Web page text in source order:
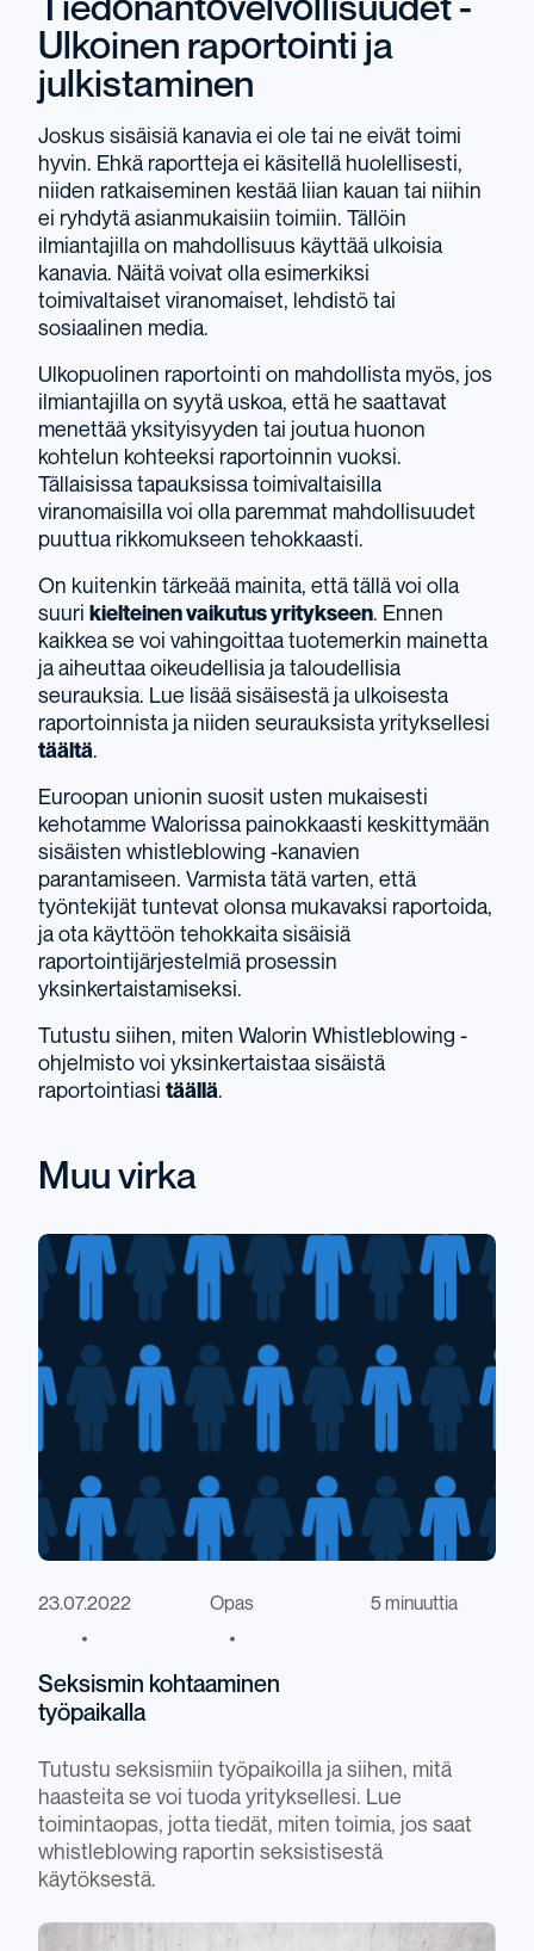
Tiedonantovelvollisuudet -
Ulkoinen raportointi ja
julkistaminen
Joskus sisäisiä kanavia ei ole tai ne eivät toimi
hyvin. Ehkä raportteja ei käsitellä huolellisesti,
niiden ratkaiseminen kestää liian kauan tai niihin
ei ryhdytä asianmukaisiin toimiin. Tällöin
ilmiantajilla on mahdollisuus käyttää ulkoisia
kanavia. Näitä voivat olla esimerkiksi
toimivaltaiset viranomaiset, lehdistö tai
sosiaalinen media.
Ulkopuolinen raportointi on mahdollista myös, jos
ilmiantajilla on syytä uskoa, että he saattavat
menettää yksityisyyden tai joutua huonon
kohtelun kohteeksi raportoinnin vuoksi.
Tällaisissa tapauksissa toimivaltaisilla
viranomaisilla voi olla paremmat mahdollisuudet
puuttua rikkomukseen tehokkaasti.
On kuitenkin tärkeää mainita, että tällä voi olla
suuri kielteinen vaikutus yritykseen. Ennen
kaikkea se voi vahingoittaa tuotemerkin mainetta
ja aiheuttaa oikeudellisia ja taloudellisia
seurauksia. Lue lisää sisäisestä ja ulkoisesta
raportoinnista ja niiden seurauksista yrityksellesi
täältä.
Euroopan unionin suosit usten mukaisesti
kehotamme Walorissa painokkaasti keskittymään
sisäisten whistleblowing -kanavien
parantamiseen. Varmista tätä varten, että
työntekijät tuntevat olonsa mukavaksi raportoida,
ja ota käyttöön tehokkaita sisäisiä
raportointijärjestelmiä prosessin
yksinkertaistamiseksi.
Tutustu siihen, miten Walorin Whistleblowing -
ohjelmisto voi yksinkertaistaa sisäistä
raportointiasi täällä.
Muu virka
23.07.2022 Opas 5 minuuttia
Seksismin kohtaaminen
työpaikalla
Tutustu seksismiin työpaikoilla ja siihen, mitä
haasteita se voi tuoda yrityksellesi. Lue
toimintaopas, jotta tiedät, miten toimia, jos saat
whistleblowing raportin seksistisestä
käytöksestä.